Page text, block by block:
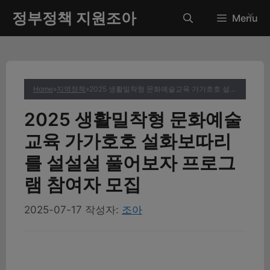
츠
정부정책 지원조아 Menu
Home»지역정책 » 2025 생활밀착형 문화예술교육 가가호호 설화보따리를 설설설 풀어보자 프로그램 참여자 모집
2025 생활밀착형 문화예술
교육 가가호호 설화보따리
를 설설설 풀어보자 프로그
램 참여자 모집
2025-07-17 작성자: 조아
✕